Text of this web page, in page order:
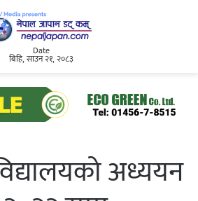
Date
बिहि, साउन २१, २०८३
अध्ययन